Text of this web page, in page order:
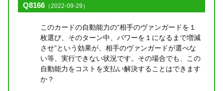
Q8166 （2022-09-29）
このカードの自動能力の“相手のヴァンガードを１
枚選び、そのターン中、パワーを１になるまで増減
させ”という効果が、相手のヴァンガードが選べな
い等、実行できない状況です。その場合でも、この
自動能力をコストを支払い解決することはできます
か？